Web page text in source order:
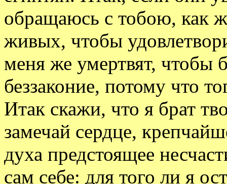
обращаюсь с тобою, как
живых, чтобы
меня же умертвят, чтобы
беззаконие, потому что
Итак скажи, что я брат
замечай сердце,
духа предстоящее
сам себе: для того ли я